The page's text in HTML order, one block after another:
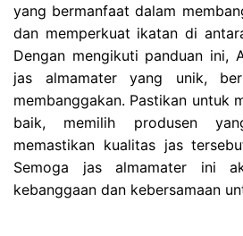
yang bermanfaat dalam
dan memperkuat ikatan di
Dengan mengikuti panduan ini,
jas almamater yang unik,
membanggakan. Pastikan untuk
baik, memilih produsen
memastikan kualitas jas
Semoga jas almamater ini
kebanggaan dan kebersamaan